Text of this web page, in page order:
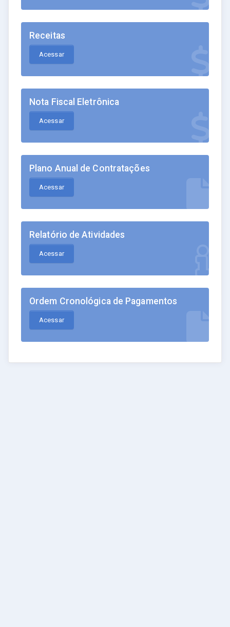
Receitas
Acessar
Nota Fiscal Eletrônica
Acessar
Plano Anual de Contratações
Acessar
Relatório de Atividades
Acessar
Ordem Cronológica de Pagamentos
Acessar